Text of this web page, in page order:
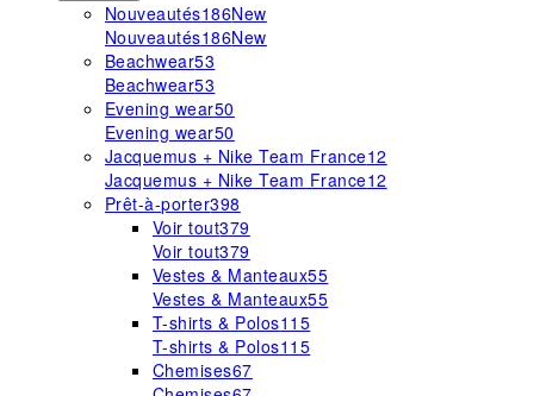
Nouveautés186New
Nouveautés186New
Beachwear53
Beachwear53
Evening wear50
Evening wear50
Jacquemus + Nike Team France12
Jacquemus + Nike Team France12
Prêt-à-porter398
Voir tout379
Voir tout379
Vestes & Manteaux55
Vestes & Manteaux55
T-shirts & Polos115
T-shirts & Polos115
Chemises67